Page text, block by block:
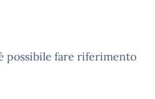
possibile fare riferimento